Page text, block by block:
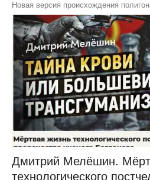
Новая версия происхождения
Дмитрий Мелёшин.
технологического